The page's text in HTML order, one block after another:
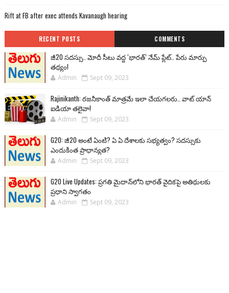
Rift at FB after exec attends Kavanaugh hearing
RECENT POSTS COMMENTS
జీ20 సదస్సు.. మోదీ సీటు వద్ద ‘భారత్’ నేమ్ ప్లేట్‌.. పేరు మార్పు
తథ్యం!
Admin Sept 09, 2023
Rajinikanth: రజనీకాంత్ మాత్రమే ఇలా చేయగలరు.. వాట్ యాన్
ఐడియా తలైవా!
Admin Sept 09, 2023
G20: జీ20 అంటే ఏంటి? ఏ ఏ దేశాలకు సభ్యత్వం? సదస్సుకు
ఎందుకింత ప్రాధాన్యత?
Admin Sept 09, 2023
G20 Live Updates: ప్రగతి మైదాన్‌లోని భారత్ వైదికపై అతిథులకు
ప్రధాని స్వాగతం
Admin Sept 09, 2023